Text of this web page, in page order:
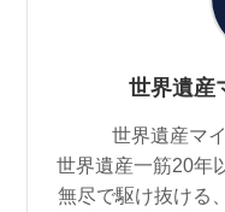
世界遺産
世界遺産マ
世界遺産一筋20年
無尽で駆け抜ける